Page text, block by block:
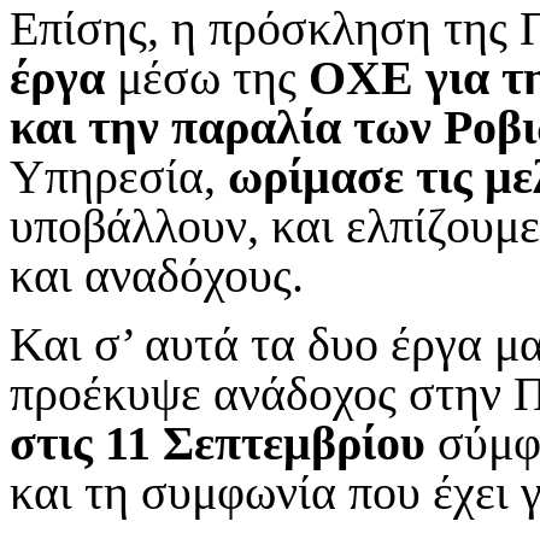
Επίσης, η πρόσκληση της
έργα μέσω της ΟΧΕ για
και την παραλία των
Υπηρεσία, ωρίμασε τις
υποβάλλουν, και
και αναδόχους.
Και σ’ αυτά τα δυο έργα
προέκυψε ανάδοχος στην
στις 11 Σεπτεμβρίου
και τη συμφωνία που έχει